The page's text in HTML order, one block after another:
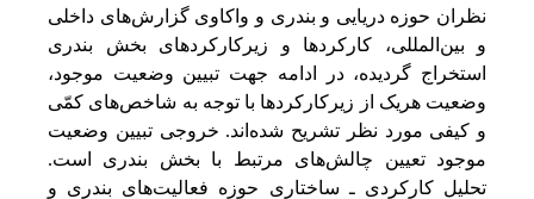
نظران حوزه دریایی و بندری و واکاوی گزارش‌های داخلی
و بین‌المللی، کارکردها و زیرکارکردهای بخش بندری
استخراج گردیده، در ادامه جهت تبیین وضعیت موجود،
وضعیت هریک از زیرکارکردها با توجه به شاخص‌های کمّی
و کیفی مورد نظر تشریح شده‌اند. خروجی تبیین وضعیت
موجود تعیین چالش‌های مرتبط با بخش بندری است.
تحلیل کارکردی ـ ساختاری حوزه فعالیت‌های بندری و